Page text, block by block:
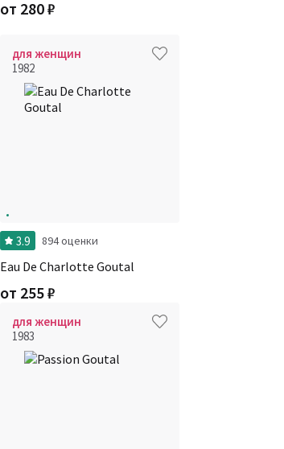
от 280₽
для женщин
1982
3.9 894 оценки
Eau De Charlotte Goutal
от 255₽
для женщин
1983